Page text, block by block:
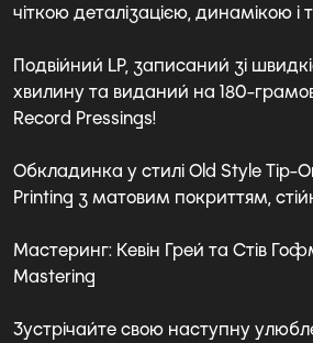
чіткою деталізацією, динамікою і
Подвійний LP, записаний зі
хвилину та виданий на 180-
Record Pressings!
Обкладинка у стилі Old Style Tip-
Printing з матовим покриттям,
Мастеринг: Кевін Грей та Стів
Mastering
Зустрічайте свою наступну